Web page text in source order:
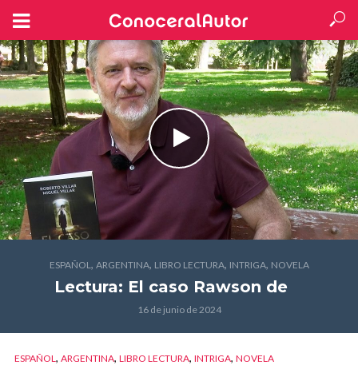
ESPAÑOL, ARGENTINA, LIBRO LECTURA, INTRIGA, NOVELA
Lectura: El caso Rawson de
16 de junio de 2024
ESPAÑOL, ARGENTINA, LIBRO LECTURA, INTRIGA, NOVELA